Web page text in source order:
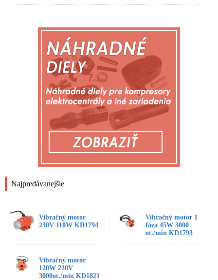
Najpredávanejšie
Vibračný motor
230V 110W KD1794
Vibračný motor 1
fáza 45W 3000
ot./min KD1793
Vibračný motor
120W 220V
3000ot./min KD1821